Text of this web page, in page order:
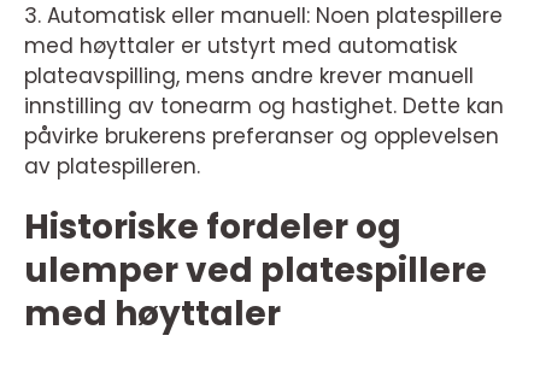
3. Automatisk eller manuell: Noen platespillere
med høyttaler er utstyrt med automatisk
plateavspilling, mens andre krever manuell
innstilling av tonearm og hastighet. Dette kan
påvirke brukerens preferanser og opplevelsen
av platespilleren.
Historiske fordeler og
ulemper ved platespillere
med høyttaler